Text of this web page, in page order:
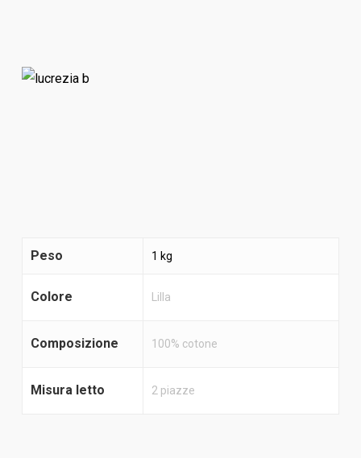
Peso 1 kg
Colore Lilla
Composizione 100% cotone
Misura letto 2 piazze